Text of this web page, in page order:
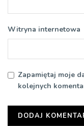
Witryna internetowa
Zapamiętaj moje
kolejnych